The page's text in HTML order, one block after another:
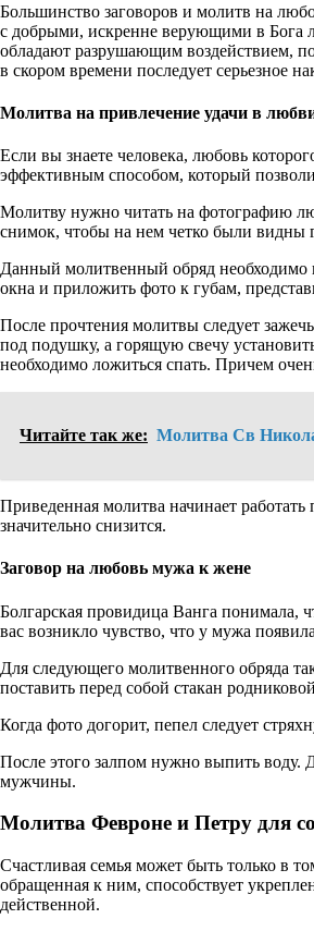
Большинство заговоров и молитв на
с добрыми, искренне верующими в Бога
обладают разрушающим воздействием,
в скором времени последует серьезное
Молитва на привлечение удачи в
Если вы знаете человека, любовь
эффективным способом, который
Молитву нужно читать на фотографию
снимок, чтобы на нем четко были видны
Данный молитвенный обряд необходимо
окна и приложить фото к губам,
После прочтения молитвы следует
под подушку, а горящую свечу
необходимо ложиться спать. Причем
Читайте так же: Молитва Св
Приведенная молитва начинает
значительно снизится.
Заговор на любовь мужа к жене
Болгарская провидица Ванга понимала,
вас возникло чувство, что у мужа
Для следующего молитвенного обряда
поставить перед собой стакан
Когда фото догорит, пепел следует
После этого залпом нужно выпить воду.
мужчины.
Молитва Февроне и Петру для
Счастливая семья может быть только в
обращенная к ним, способствует
действенной.